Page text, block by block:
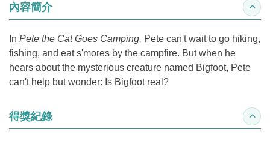
內容簡介 收合
In Pete the Cat Goes Camping, Pete can't wait to go hiking,
fishing, and eat s'mores by the campfire. But when he
hears about the mysterious creature named Bigfoot, Pete
can't help but wonder: Is Bigfoot real?
得獎紀錄 收合